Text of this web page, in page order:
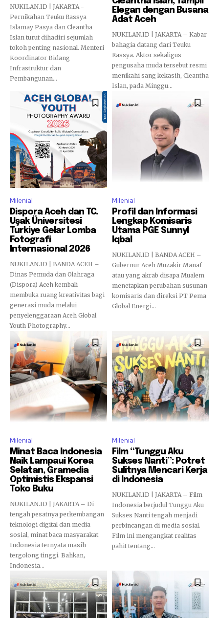
NUKILAN.ID | JAKARTA -
Pernikahan Teuku Rassya
Islamay Pasya dan Cleantha
Islan turut dihadiri sejumlah
tokoh penting nasional. Menteri
Koordinator Bidang
Infrastruktur dan
Pembangunan...
Elegan dengan Busana
Adat Aceh
NUKILAN.ID | JAKARTA – Kabar
bahagia datang dari Teuku
Rassya. Aktor sekaligus
pengusaha muda tersebut resmi
menikahi sang kekasih, Cleantha
Islan, pada Minggu...
Milenial
Dispora Aceh dan TC.
Uşak Üniversitesi
Turkiye Gelar Lomba
Fotografi
Internasional 2026
NUKILAN.ID | BANDA ACEH –
Dinas Pemuda dan Olahraga
(Dispora) Aceh kembali
membuka ruang kreativitas bagi
generasi muda melalui
penyelenggaraan Aceh Global
Youth Photography...
Milenial
Profil dan Informasi
Lengkap Komisaris
Utama PGE Sunnyl
Iqbal
NUKILAN.ID | BANDA ACEH –
Gubernur Aceh Muzakir Manaf
atau yang akrab disapa Mualem
menetapkan perubahan susunan
komisaris dan direksi PT Pema
Global Energi...
Milenial
Minat Baca Indonesia
Naik Lampaui Korea
Selatan, Gramedia
Optimistis Ekspansi
Toko Buku
NUKILAN.ID | JAKARTA – Di
tengah pesatnya perkembangan
teknologi digital dan media
sosial, minat baca masyarakat
Indonesia ternyata masih
tergolong tinggi. Bahkan,
Indonesia...
Milenial
Film “Tunggu Aku
Sukses Nanti”: Potret
Sulitnya Mencari Kerja
di Indonesia
NUKILAN.ID | JAKARTA – Film
Indonesia berjudul Tunggu Aku
Sukses Nanti tengah menjadi
perbincangan di media sosial.
Film ini mengangkat realitas
pahit tentang...